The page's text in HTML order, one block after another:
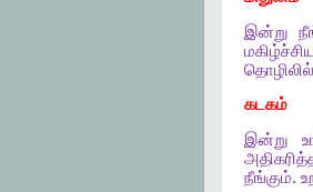
இன்று
தொழிலில்
கடகம்
இன்று
நீங்கும்.